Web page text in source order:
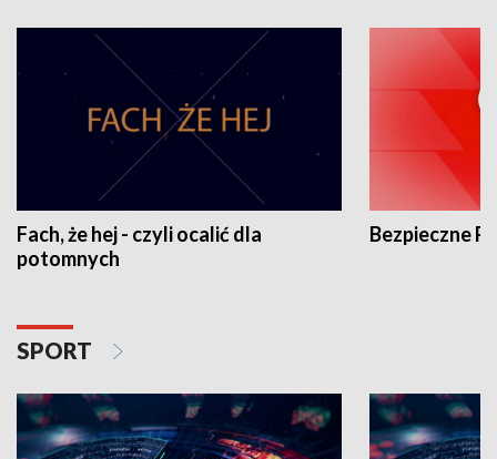
Fach, że hej - czyli ocalić dla
potomnych
Bezpieczne
SPORT